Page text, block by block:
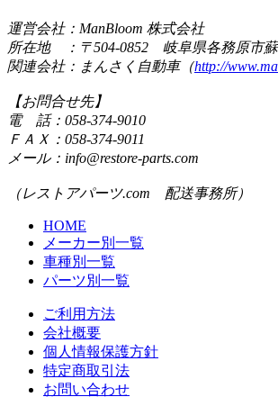
運営会社：ManBloom 株式会社
所在地 ：〒504-0852 岐阜県各務原市蘇
関連会社：まんさく自動車（http://
【お問合せ先】
電 話：058-374-9010
ＦＡＸ：058-374-9011
メール：info@restore-parts.com
（レストアパーツ.com 配送事務所）
HOME
メーカー別一覧
車種別一覧
パーツ別一覧
ご利用方法
会社概要
個人情報保護方針
特定商取引法
お問い合わせ